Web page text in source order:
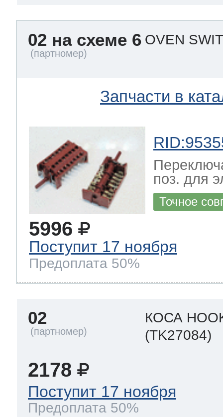
02 на схеме 6 OVEN
Запчасти в
поз. для
Точное
5996
Поступит 17 ноября
Предоплата 50%
02
КОСА
(TK27084)
2178
Поступит 17 ноября
Предоплата 50%